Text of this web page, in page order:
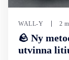
WALL-Y 2
🪨 Ny
utvinna